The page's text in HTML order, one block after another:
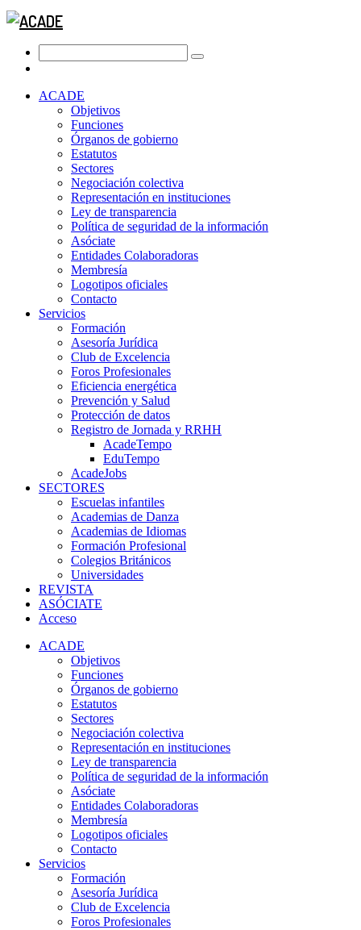
ACADE
Objetivos
Funciones
Órganos de gobierno
Estatutos
Sectores
Negociación colectiva
Representación en instituciones
Ley de transparencia
Política de seguridad de la información
Asóciate
Entidades Colaboradoras
Membresía
Logotipos oficiales
Contacto
Servicios
Formación
Asesoría Jurídica
Club de Excelencia
Foros Profesionales
Eficiencia energética
Prevención y Salud
Protección de datos
Registro de Jornada y RRHH
AcadeTempo
EduTempo
AcadeJobs
SECTORES
Escuelas infantiles
Academias de Danza
Academias de Idiomas
Formación Profesional
Colegios Británicos
Universidades
REVISTA
ASÓCIATE
Acceso
ACADE
Objetivos
Funciones
Órganos de gobierno
Estatutos
Sectores
Negociación colectiva
Representación en instituciones
Ley de transparencia
Política de seguridad de la información
Asóciate
Entidades Colaboradoras
Membresía
Logotipos oficiales
Contacto
Servicios
Formación
Asesoría Jurídica
Club de Excelencia
Foros Profesionales